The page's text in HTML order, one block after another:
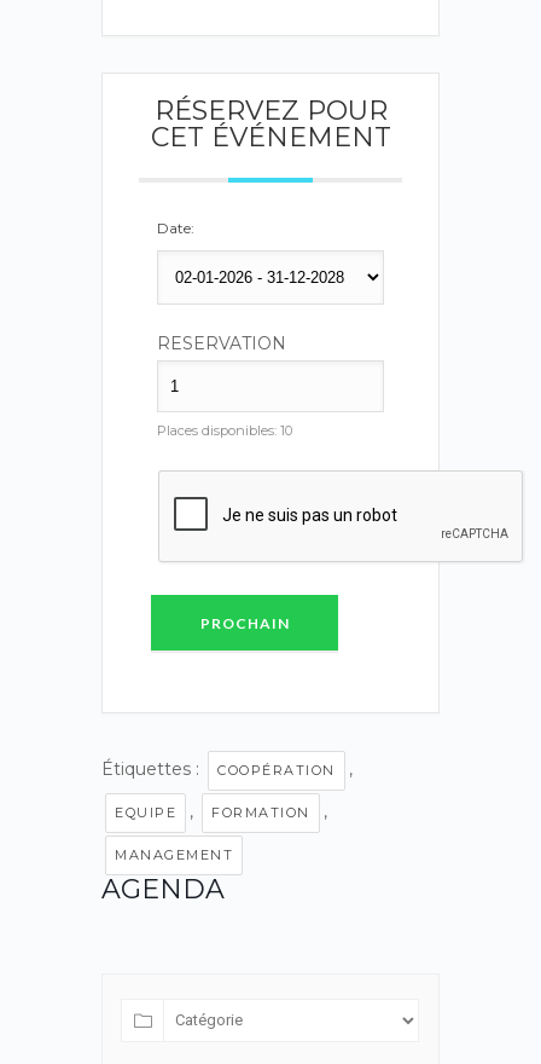
RÉSERVEZ POUR
CET ÉVÉNEMENT
Date:
RESERVATION
Places disponibles: 10
PROCHAIN
Étiquettes : COOPÉRATION ,
EQUIPE , FORMATION ,
MANAGEMENT
AGENDA